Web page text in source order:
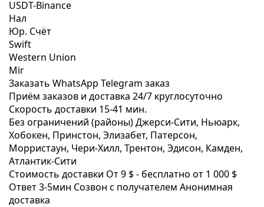
USDT-Binance
Нал
Юр. Счёт
Swift
Western Union
Mir
Заказать WhatsApp Telegram заказ
Приём заказов и доставка 24/7 круглосуточно
Скорость доставки 15-41 мин.
Без ограничений (районы)Джерси-Сити, Ньюарк,
Хобокен, Принстон, Элизабет, Патерсон,
Морристаун, Чери-Хилл, Трентон, Эдисон, Камден,
Атлантик-Сити
Стоимость доставки От 9 $ - бесплатно от 1 000 $
Ответ 3-5мин Созвон с получателем Анонимная
доставка